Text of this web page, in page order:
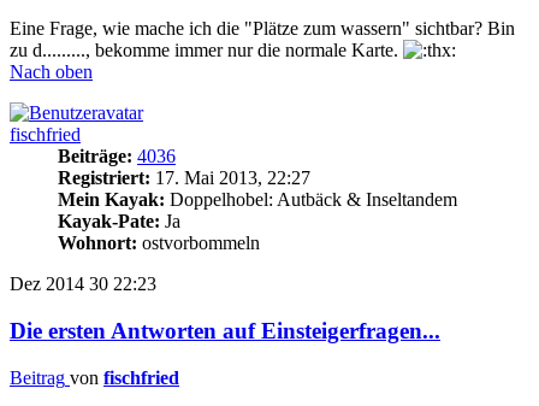
Eine Frage, wie mache ich die "Plätze zum wassern" sichtbar? Bin
zu d........., bekomme immer nur die normale Karte.
Nach oben
fischfried
Beiträge: 4036
Registriert: 17. Mai 2013, 22:27
Mein Kayak: Doppelhobel: Autbäck & Inseltandem
Kayak-Pate: Ja
Wohnort: ostvorbommeln
Dez 2014 30 22:23
Die ersten Antworten auf Einsteigerfragen...
Beitrag von fischfried